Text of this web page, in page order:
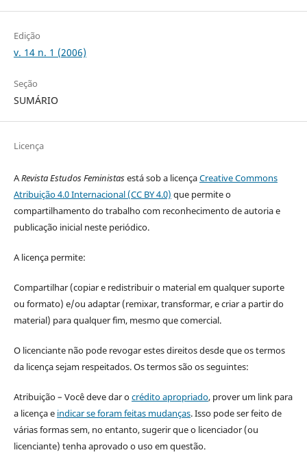
Edição
v. 14 n. 1 (2006)
Seção
SUMÁRIO
Licença
ARevista Estudos Feministasestá sob a licençaCreative Commons
Atribuição 4.0 Internacional (CC BY 4.0) que permite o
compartilhamento do trabalho com reconhecimento de autoria e
publicação inicial neste periódico.
A licença permite:
Compartilhar (copiar e redistribuir o material em qualquer suporte
ou formato) e/ou adaptar (remixar, transformar, e criar a partir do
material) para qualquer fim, mesmo que comercial.
O licenciante não pode revogar estes direitos desde que os termos
da licença sejam respeitados. Os termos são os seguintes:
Atribuição – Você deve dar ocrédito apropriado, prover um link para
a licença e indicar se foram feitas mudanças. Isso pode ser feito de
várias formas sem, no entanto, sugerir que o licenciador (ou
licenciante) tenha aprovado o uso em questão.